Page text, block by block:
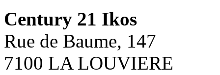
Century 21 Ikos
Rue de Baume, 147
7100 LA LOUVIERE